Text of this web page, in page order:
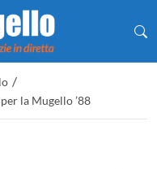
/
la Mugello ’88